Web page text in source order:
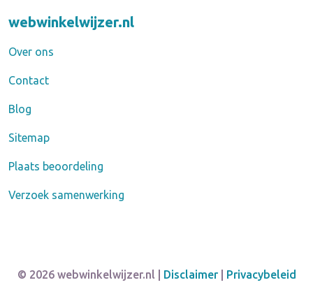
webwinkelwijzer.nl
Over ons
Contact
Blog
Sitemap
Plaats beoordeling
Verzoek samenwerking
© 2026 webwinkelwijzer.nl | Disclaimer| Privacybeleid